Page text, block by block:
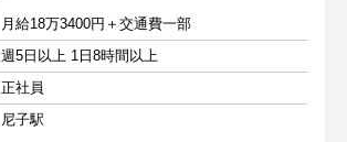
月給18万3400円＋交通費一部
週5日以上 1日8時間以上
正社員
尼子駅